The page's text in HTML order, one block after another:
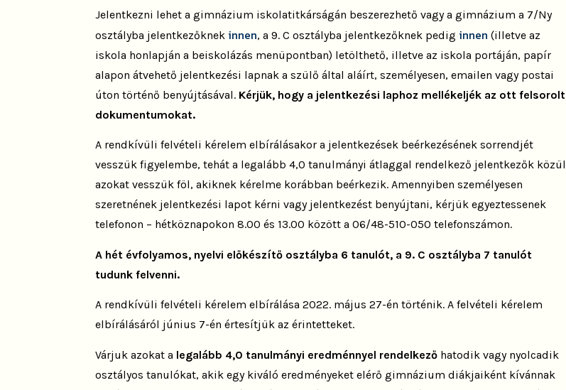
Jelentkezni lehet a gimnázium iskolatitkárságán beszerezhető vagy a gimnázium a 7/Ny
osztályba jelentkezőknek innen, a 9. C osztályba jelentkezőknek pedig innen (illetve az
iskola honlapján a beiskolázás menüpontban) letölthető, illetve az iskola portáján, papír
alapon átvehető jelentkezési lapnak a szülő által aláírt, személyesen, emailen vagy postai
úton történő benyújtásával. Kérjük, hogy a jelentkezési laphoz mellékeljék az ott felsorolt
dokumentumokat.
A rendkívüli felvételi kérelem elbírálásakor a jelentkezések beérkezésének sorrendjét
vesszük figyelembe, tehát a legalább 4,0 tanulmányi átlaggal rendelkező jelentkezők közül
azokat vesszük föl, akiknek kérelme korábban beérkezik. Amennyiben személyesen
szeretnének jelentkezési lapot kérni vagy jelentkezést benyújtani, kérjük egyeztessenek
telefonon – hétköznapokon 8.00 és 13.00 között a 06/48-510-050 telefonszámon.
A hét évfolyamos, nyelvi előkészítő osztályba 6 tanulót, a 9. C osztályba 7 tanulót
tudunk felvenni.
A rendkívüli felvételi kérelem elbírálása 2022. május 27-én történik. A felvételi kérelem
elbírálásáról június 7-én értesítjük az érintetteket.
Várjuk azokat a legalább 4,0 tanulmányi eredménnyel rendelkező hatodik vagy nyolcadik
osztályos tanulókat, akik egy kiváló eredményeket elérő gimnázium diákjaiként kívánnak